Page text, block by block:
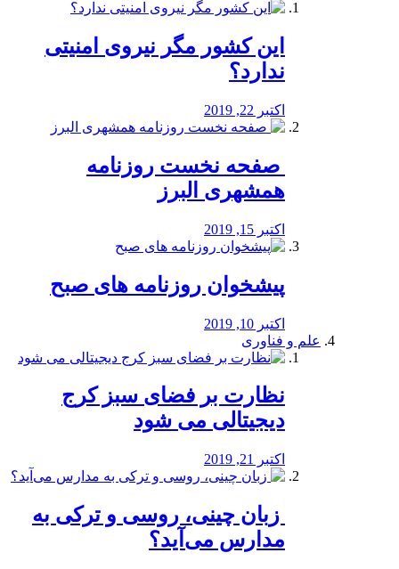
این کشور مگر نیروی امنیتی
ندارد؟
اکتبر 22, 2019
️ صفحه نخست روزنامه‌
همشهری البرز
اکتبر 15, 2019
پیشخوان روزنامه های صبح
اکتبر 10, 2019
علم و فناوری
نظارت بر فضای سبز کرج
دیجیتالی می شود
اکتبر 21, 2019
️ زبان چینی، روسی و ترکی به
مدارس می‌آید؟